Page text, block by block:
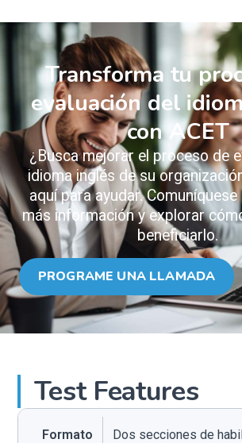
Transforma tu
evaluación del
con ACET
¿Busca mejorar el proceso de
idioma inglés de su
aquí para ayudar.
más información y explorar
beneficiarlo.
PROGRAME UNA LLAMADA
Test Features
Formato
Dos secciones de